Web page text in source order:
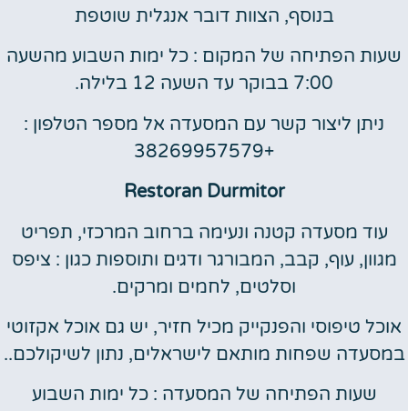
בנוסף, הצוות דובר אנגלית שוטפת
שעות הפתיחה של המקום : כל ימות השבוע מהשעה
7:00 בבוקר עד השעה 12 בלילה.
ניתן ליצור קשר עם המסעדה אל מספר הטלפון :
+38269957579
Restoran Durmitor
עוד מסעדה קטנה ונעימה ברחוב המרכזי, תפריט
מגוון, עוף, קבב, המבורגר ודגים ותוספות כגון : ציפס
וסלטים, לחמים ומרקים.
אוכל טיפוסי והפנקייק מכיל חזיר, יש גם אוכל אקזוטי
במסעדה שפחות מותאם לישראלים, נתון לשיקולכם..
שעות הפתיחה של המסעדה : כל ימות השבוע